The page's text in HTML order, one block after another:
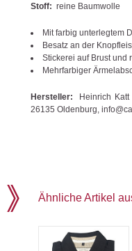
Stoff: reine Baumwolle
Mit farbig unterlegtem
Besatz an der
Stickerei auf Brust und
Mehrfarbiger
Hersteller: Heinrich Katt
26135 Oldenburg,
Ähnliche Artikel